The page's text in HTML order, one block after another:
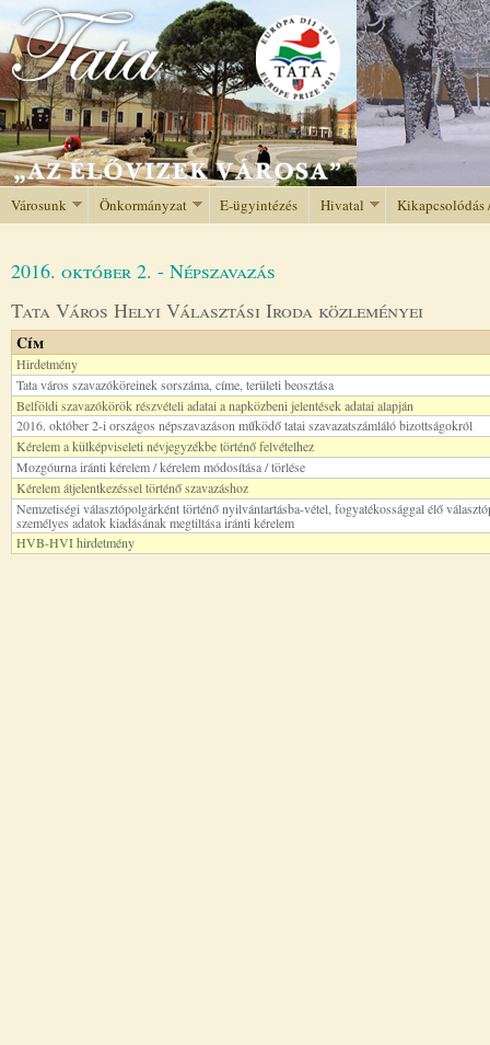
Jump to navigation
Városunk Önkormányzat E-ügyintézés Hivatal Kikapcsolódás
2016. október 2. - Népszavazás
Tata Város Helyi Választási Iroda közleményei
Cím
Hirdetmény
Tata város szavazóköreinek sorszáma, címe, területi beosztása
Belföldi szavazókörök részvételi adatai a napközbeni jelentések adatai alapján
2016. október 2-i országos népszavazáson működő tatai szavazatszámláló bizottságokról
Kérelem a külképviseleti névjegyzékbe történő felvételhez
Mozgóurna iránti kérelem / kérelem módosítása / törlése
Kérelem átjelentkezéssel történő szavazáshoz
Nemzetiségi választópolgárként történő nyilvántartásba-vétel, fogyatékossággal élő
személyes adatok kiadásának megtiltása iránti kérelem
HVB-HVI hirdetmény